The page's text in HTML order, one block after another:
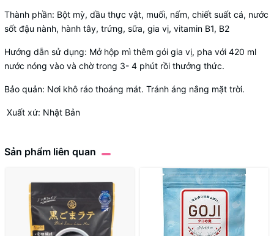
Thành phần: Bột mỳ, dầu thực vật, muối, nấm, chiết suất cá, nước
sốt đậu nành, hành tây, trứng, sữa, gia vị, vitamin B1, B2
Hướng dẫn sử dụng: Mở hộp mì thêm gói gia vị, pha với 420 ml
nước nóng vào và chờ trong 3- 4 phút rồi thưởng thức.
Bảo quản: Nơi khô ráo thoáng mát. Tránh áng nắng mặt trời.
Xuất xứ: Nhật Bản
Sản phẩm liên quan